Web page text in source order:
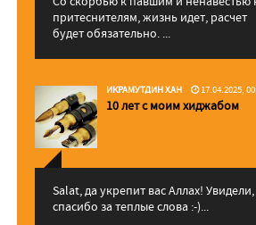
притеснителям, жизнь идет, расчет
будет обязательно. ...
ИКРАМУТДИН ХАН 17.04.2025,
10 лет с моим хиджабом
Salat, да укрепит вас Аллаx! Увидели,
спасибо за теплые слова :-)...